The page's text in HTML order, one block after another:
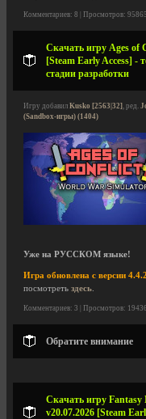
Комментариев: 8 | Просмотров: 95865
Скачать игру Ages of
[Steam Early Access] -
стадии разработки
Игру добавил Kusko [2563|32], ред.
(Sandbox-игры) (1404)
Уже на РУССКОМ языке!
Игра обновлена с версии
посмотреть здесь
Комментариев: 3 | Просмотров: 19436
Обратите внимание
Скачать игру
v20.07.2026 [Steam